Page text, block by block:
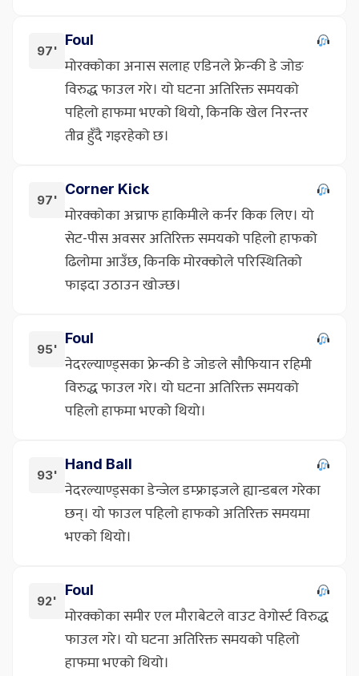
97'
Foul
मोरक्कोका अनास सलाह एडिनले फ्रेन्की डे जोङ
विरुद्ध फाउल गरे। यो घटना अतिरिक्त समयको
पहिलो हाफमा भएको थियो, किनकि खेल निरन्तर
तीव्र हुँदै गइरहेको छ।
97'
Corner Kick
मोरक्कोका अच्राफ हाकिमीले कर्नर किक लिए। यो
सेट-पीस अवसर अतिरिक्त समयको पहिलो हाफको
ढिलोमा आउँछ, किनकि मोरक्कोले परिस्थितिको
फाइदा उठाउन खोज्छ।
95'
Foul
नेदरल्याण्ड्सका फ्रेन्की डे जोङले सौफियान रहिमी
विरुद्ध फाउल गरे। यो घटना अतिरिक्त समयको
पहिलो हाफमा भएको थियो।
93'
Hand Ball
नेदरल्याण्ड्सका डेन्जेल डम्फ्राइजले ह्यान्डबल गरेका
छन्। यो फाउल पहिलो हाफको अतिरिक्त समयमा
भएको थियो।
92'
Foul
मोरक्कोका समीर एल मौराबेटले वाउट वेगोर्स्ट विरुद्ध
फाउल गरे। यो घटना अतिरिक्त समयको पहिलो
हाफमा भएको थियो।